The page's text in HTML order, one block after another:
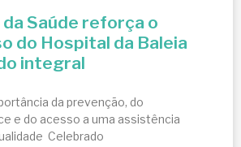
da Saúde reforça o
do Hospital da Baleia
integral
da prevenção, do
e do acesso a uma assistência
Celebrado